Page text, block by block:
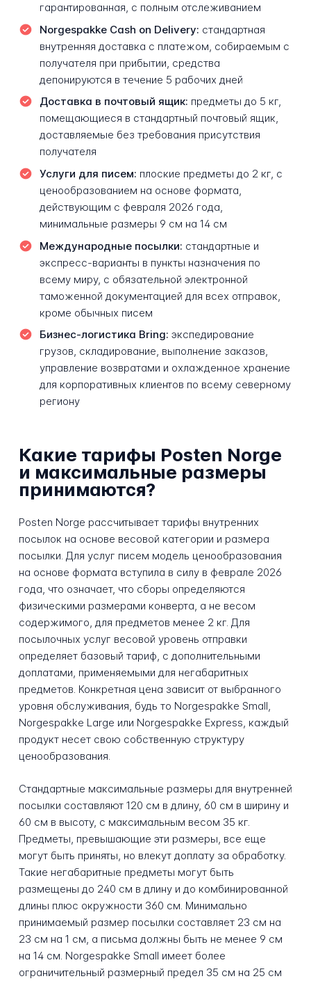
гарантированная, с полным отслеживанием
Norgespakke Cash on Delivery: стандартная
внутренняя доставка с платежом, собираемым с
получателя при прибытии, средства
депонируются в течение 5 рабочих дней
Доставка в почтовый ящик: предметы до 5 кг,
помещающиеся в стандартный почтовый ящик,
доставляемые без требования присутствия
получателя
Услуги для писем: плоские предметы до 2 кг, с
ценообразованием на основе формата,
действующим с февраля 2026 года,
минимальные размеры 9 см на 14 см
Международные посылки: стандартные и
экспресс-варианты в пункты назначения по
всему миру, с обязательной электронной
таможенной документацией для всех отправок,
кроме обычных писем
Бизнес-логистика Bring: экспедирование
грузов, складирование, выполнение заказов,
управление возвратами и охлажденное хранение
для корпоративных клиентов по всему северному
региону
Какие тарифы Posten Norge
и максимальные размеры
принимаются?
Posten Norge рассчитывает тарифы внутренних
посылок на основе весовой категории и размера
посылки. Для услуг писем модель ценообразования
на основе формата вступила в силу в феврале 2026
года, что означает, что сборы определяются
физическими размерами конверта, а не весом
содержимого, для предметов менее 2 кг. Для
посылочных услуг весовой уровень отправки
определяет базовый тариф, с дополнительными
доплатами, применяемыми для негабаритных
предметов. Конкретная цена зависит от выбранного
уровня обслуживания, будь то Norgespakke Small,
Norgespakke Large или Norgespakke Express, каждый
продукт несет свою собственную структуру
ценообразования.
Стандартные максимальные размеры для внутренней
посылки составляют 120 см в длину, 60 см в ширину и
60 см в высоту, с максимальным весом 35 кг.
Предметы, превышающие эти размеры, все еще
могут быть приняты, но влекут доплату за обработку.
Такие негабаритные предметы могут быть
размещены до 240 см в длину и до комбинированной
длины плюс окружности 360 см. Минимально
принимаемый размер посылки составляет 23 см на
23 см на 1 см, а письма должны быть не менее 9 см
на 14 см. Norgespakke Small имеет более
ограничительный размерный предел 35 см на 25 см